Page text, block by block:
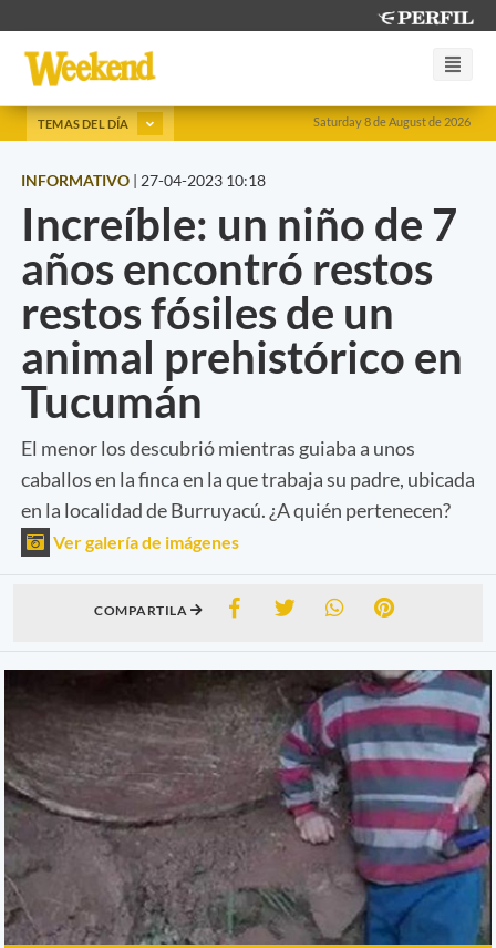
Saturday 8 de August de 2026
TEMAS DEL DÍA
INFORMATIVO | 27-04-2023 10:18
Increíble: un niño de 7
años encontró restos
restos fósiles de un
animal prehistórico en
Tucumán
El menor los descubrió mientras guiaba a unos
caballos en la finca en la que trabaja su padre, ubicada
en la localidad de Burruyacú. ¿A quién pertenecen?
Ver galería de imágenes
COMPARTILA